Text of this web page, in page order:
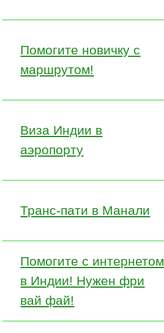
Помогите новичку с
маршрутом!
Виза Индии в
аэропорту
Транс-пати в Манали
Помогите с интернетом
в Индии! Нужен фри
вай фай!